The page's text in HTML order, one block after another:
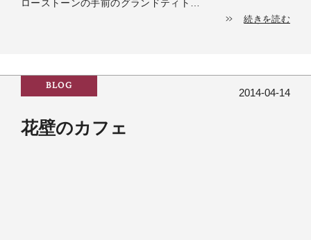
ローストーンの手前のグランドティト…
続きを読む
BLOG
2014-04-14
花壁のカフェ